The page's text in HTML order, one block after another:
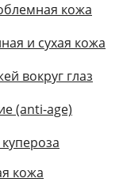
кожа
и сухая кожа
вокруг глаз
(anti-age)
кожа